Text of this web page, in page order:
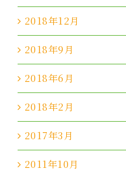
2018年12月
2018年9月
2018年6月
2018年2月
2017年3月
2011年10月